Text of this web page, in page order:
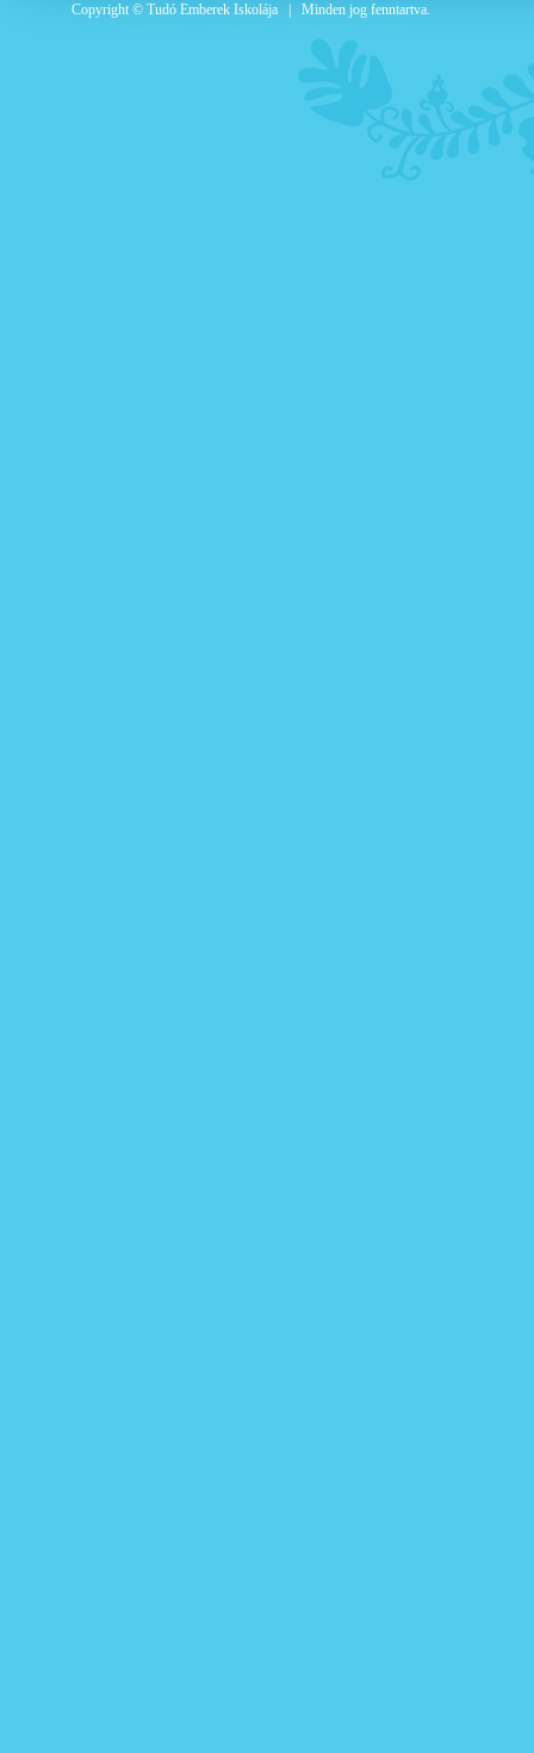
Copyright © Tudó Emberek Iskolája | Minden jog fenntartva.